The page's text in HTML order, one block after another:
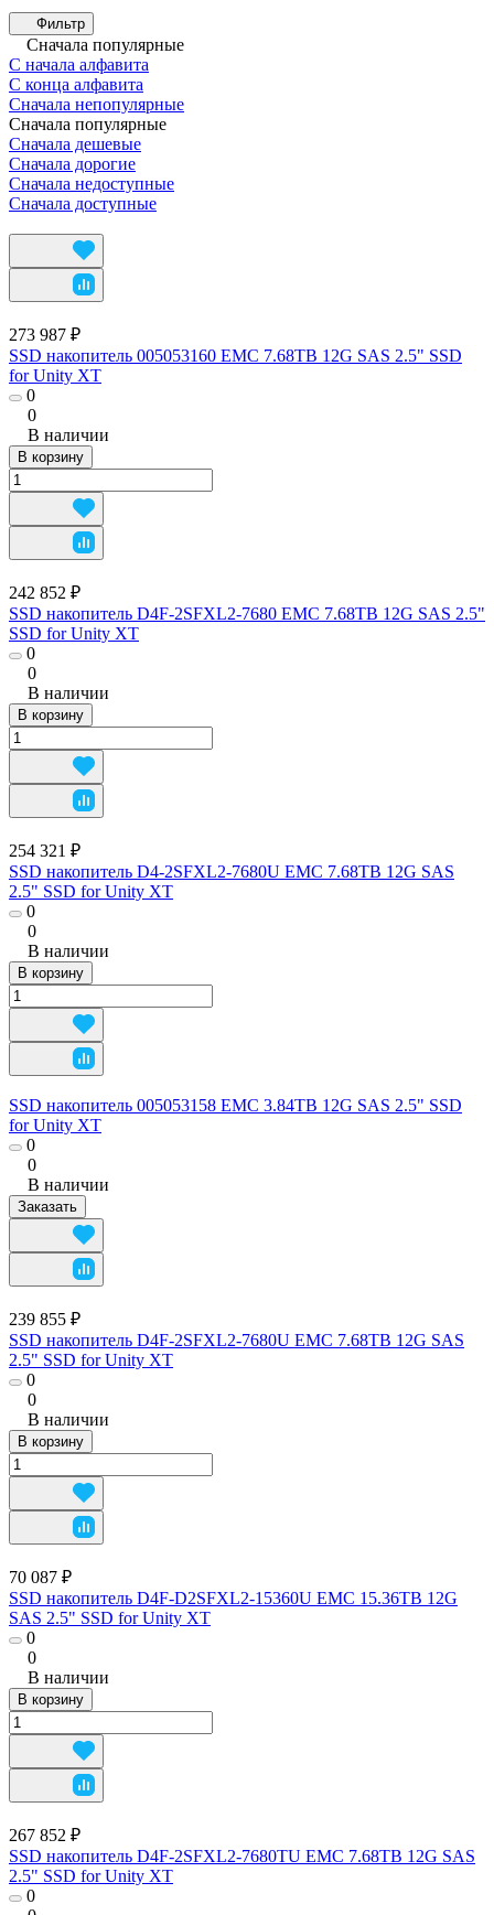
Фильтр
Сначала популярные
С начала алфавита
С конца алфавита
Сначала непопулярные
Сначала популярные
Сначала дешевые
Сначала дорогие
Сначала недоступные
Сначала доступные
273 987 ₽
SSD накопитель 005053160 EMC 7.68TB 12G SAS 2.5" SSD
for Unity XT
0
0
В наличии
В корзину
242 852 ₽
SSD накопитель D4F-2SFXL2-7680 EMC 7.68TB 12G SAS 2.5"
SSD for Unity XT
0
0
В наличии
В корзину
254 321 ₽
SSD накопитель D4-2SFXL2-7680U EMC 7.68TB 12G SAS
2.5" SSD for Unity XT
0
0
В наличии
В корзину
SSD накопитель 005053158 EMC 3.84TB 12G SAS 2.5" SSD
for Unity XT
0
0
В наличии
Заказать
239 855 ₽
SSD накопитель D4F-2SFXL2-7680U EMC 7.68TB 12G SAS
2.5" SSD for Unity XT
0
0
В наличии
В корзину
70 087 ₽
SSD накопитель D4F-D2SFXL2-15360U EMC 15.36TB 12G
SAS 2.5" SSD for Unity XT
0
0
В наличии
В корзину
267 852 ₽
SSD накопитель D4F-2SFXL2-7680TU EMC 7.68TB 12G SAS
2.5" SSD for Unity XT
0